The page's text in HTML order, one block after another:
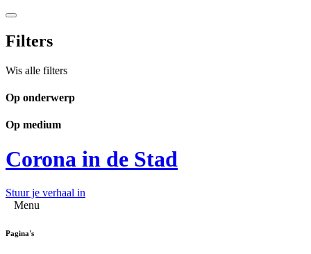
Filters
Wis alle filters
Op onderwerp
Op medium
Corona in de Stad
Stuur je verhaal in
Menu
Pagina's